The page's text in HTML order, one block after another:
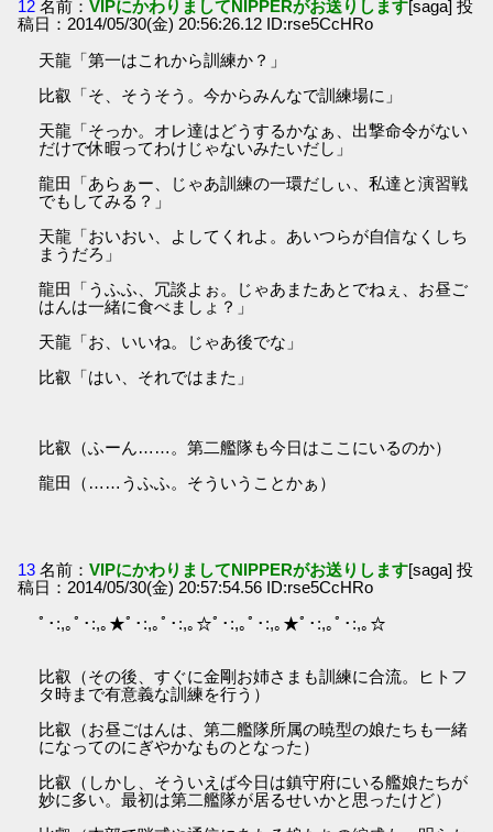
12 名前：VIPにかわりましてNIPPERがお送りします[saga] 投
稿日：2014/05/30(金) 20:56:26.12 ID:rse5CcHRo
天龍「第一はこれから訓練か？」
比叡「そ、そうそう。今からみんなで訓練場に」
天龍「そっか。オレ達はどうするかなぁ、出撃命令がない
だけで休暇ってわけじゃないみたいだし」
龍田「あらぁー、じゃあ訓練の一環だしぃ、私達と演習戦
でもしてみる？」
天龍「おいおい、よしてくれよ。あいつらが自信なくしち
まうだろ」
龍田「うふふ、冗談よぉ。じゃあまたあとでねぇ、お昼ご
はんは一緒に食べましょ？」
天龍「お、いいね。じゃあ後でな」
比叡「はい、それではまた」
比叡（ふーん……。第二艦隊も今日はここにいるのか）
龍田（……うふふ。そういうことかぁ）
13 名前：VIPにかわりましてNIPPERがお送りします[saga] 投
稿日：2014/05/30(金) 20:57:54.56 ID:rse5CcHRo
ﾟ･:,｡ﾟ･:,｡★ﾟ･:,｡ﾟ･:,｡☆ﾟ･:,｡ﾟ･:,｡★ﾟ･:,｡ﾟ･:,｡☆
比叡（その後、すぐに金剛お姉さまも訓練に合流。ヒトフ
タ時まで有意義な訓練を行う）
比叡（お昼ごはんは、第二艦隊所属の暁型の娘たちも一緒
になってのにぎやかなものとなった）
比叡（しかし、そういえば今日は鎮守府にいる艦娘たちが
妙に多い。最初は第二艦隊が居るせいかと思ったけど）